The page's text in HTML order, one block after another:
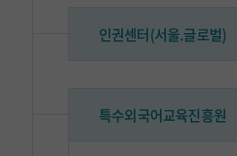
인권센터(서울.글로벌)
특수외국어교육진흥원